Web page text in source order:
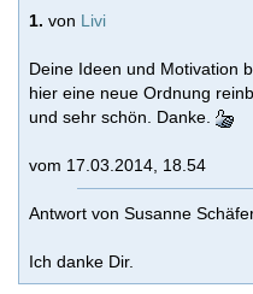
1. von Livi
Deine Ideen und Motivation
hier eine neue Ordnung
und sehr schön. Danke.
vom 17.03.2014, 18.54
Antwort von Susanne
Ich danke Dir.